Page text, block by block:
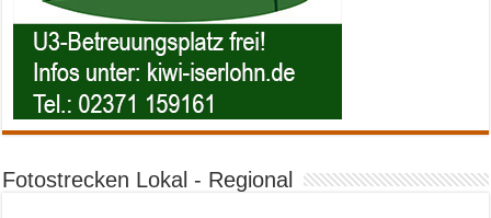
Fotostrecken Lokal - Regional